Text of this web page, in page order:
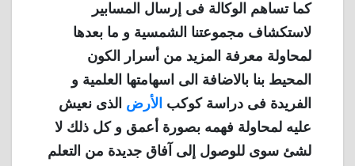
كما تساهم الوكالة فى إرسال المسابير
لاستكشاف مجموعتنا الشمسية و ما بعدها
لمحاولة معرفة المزيد من أسرار الكون
المحيط بنا بالاضافة الى اسهامتها العلمية و
الفريدة فى دراسة كوكب الأرض الذى نعيش
عليه لمحاولة فهمه بصورة أعمق و كل ذلك لا
لشئ سوى للوصول إلى آفاق جديدة من التعلم